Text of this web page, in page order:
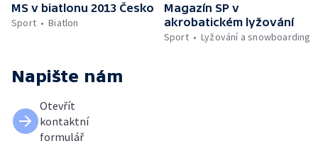
MS v biatlonu 2013 Česko
Sport
Biatlon
Magazín SP v
akrobatickém lyžování
Sport
Lyžování a snowboarding
Napište nám
Otevřít
kontaktní
formulář